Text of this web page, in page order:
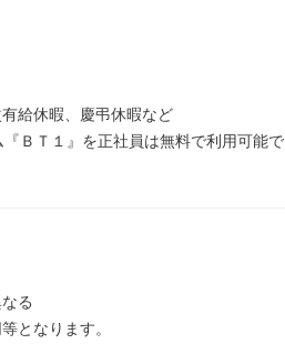
給休暇、慶弔休暇など
ＢＴ１』を正社員は無料で利用可能で
る
となります。